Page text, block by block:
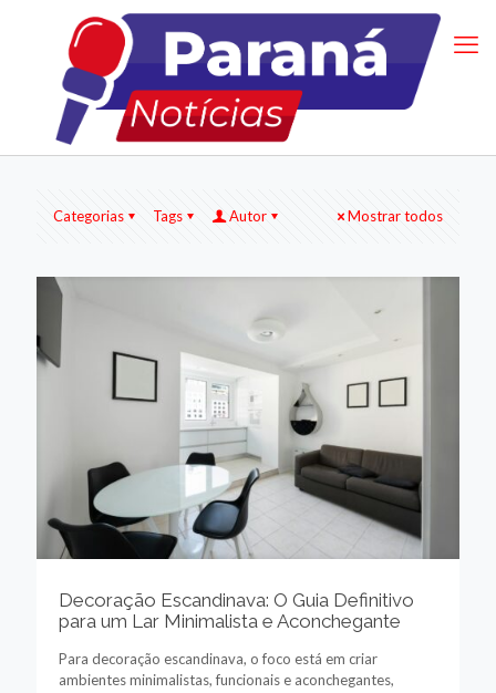
Categorias Tags Autor Mostrar todos
Decoração Escandinava: O Guia Definitivo
para um Lar Minimalista e Aconchegante
Para decoração escandinava, o foco está em criar
ambientes minimalistas, funcionais e aconchegantes,